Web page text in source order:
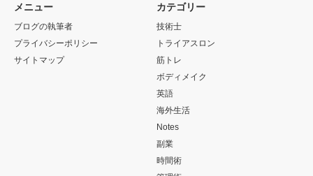
メニュー
ブログの執筆者
プライバシーポリシー
サイトマップ
カテゴリー
技術士
トライアスロン
筋トレ
ボディメイク
英語
海外生活
Notes
副業
時間術